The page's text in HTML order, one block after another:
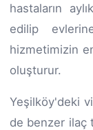
hastaların
edilip
hizmetimizin
oluşturur.
Yeşilköy'deki
de benzer ilaç